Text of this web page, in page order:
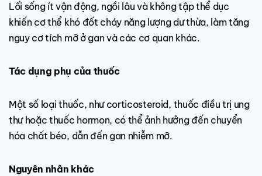
Lối sống ít vận động, ngồi lâu và không tập thể dục
khiến cơ thể khó đốt cháy năng lượng dư thừa, làm tăng
nguy cơ tích mỡ ở gan và các cơ quan khác.
Tác dụng phụ của thuốc
Một số loại thuốc, như corticosteroid, thuốc điều trị ung
thư hoặc thuốc hormon, có thể ảnh hưởng đến chuyển
hóa chất béo, dẫn đến gan nhiễm mỡ.
Nguyên nhân khác